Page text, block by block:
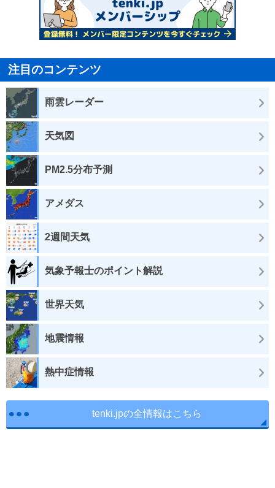
注目のコンテンツ
雨雲レーダー
天気図
PM2.5分布予測
アメダス
2週間天気
気象予報士のポイント解説
世界天気
地震情報
熱中症情報
tenki.jpの全情報はこちら